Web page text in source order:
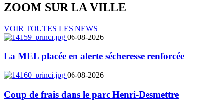
ZOOM SUR LA VILLE
VOIR TOUTES LES NEWS
06-08-2026
La MEL placée en alerte sécheresse renforcée
06-08-2026
Coup de frais dans le parc Henri-Desmettre